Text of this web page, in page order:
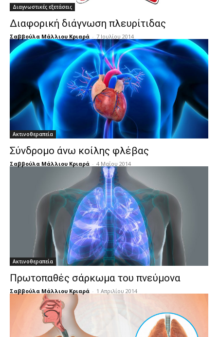
Διαγνωστικές εξετάσεις
Διαφορική διάγνωση πλευρίτιδας
Σαββούλα Μάλλιου Κριαρά - 7 Ιουλίου 2014
Ακτινοθεραπεία
Σύνδρομο άνω κοίλης φλέβας
Σαββούλα Μάλλιου Κριαρά - 4 Μαΐου 2014
Ακτινοθεραπεία
Πρωτοπαθές σάρκωμα του πνεύμονα
Σαββούλα Μάλλιου Κριαρά - 1 Απριλίου 2014